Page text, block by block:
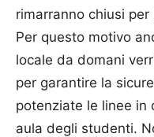
rimarranno chiusi
Per questo motivo
locale da domani
per garantire la
potenziate le linee in
aula degli studenti.